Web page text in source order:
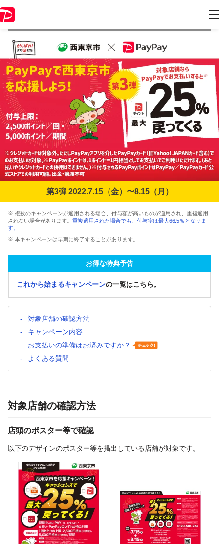
ジ内の情報はキャンペーン終了時点のものになります。
第3弾 2022.7.15（金）〜8.15（月）
※ 複数のキャンペーンが適用される場合、付与額が高いものが適用され、重複適用
されない場合があります。 重複適用された場合でも、付与率は最大66.5％となりま
す。
※ 本キャンペーンは早期に終了することがあります。
お得な特典予告
これから始まるキャンペーンの一覧はこちら。
対象店舗の確認方法
キャンペーン内容
お支払いの準備はお済みですか？
よくある質問
対象店舗の確認方法
店頭のポスター等で確認
以下のデザインのポスター等を掲出している店舗が対象です。